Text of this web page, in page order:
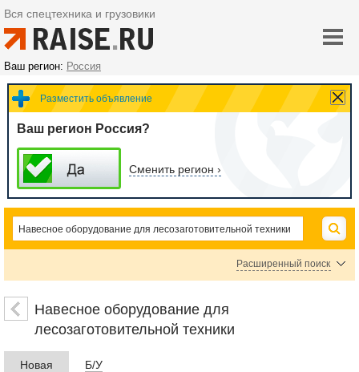
Вся спецтехника и грузовики
Ваш регион: Россия
Разместить объявление
Ваш регион Россия?
Сменить регион ›
Расширенный поиск
Цена
руб.
Навесное оборудование для
лесозаготовительной техники
Новая Б/У